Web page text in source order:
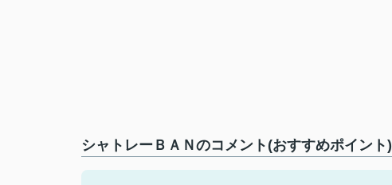
シャトレーＢＡＮのコメント(おすすめポイント)